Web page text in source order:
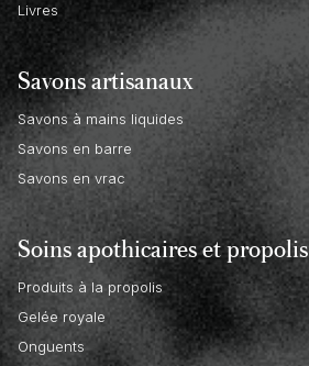
Livres
Savons artisanaux
Savons à mains liquides
Savons en barre
Savons en vrac
Soins apothicaires et propolis
Produits à la propolis
Gelée royale
Onguents